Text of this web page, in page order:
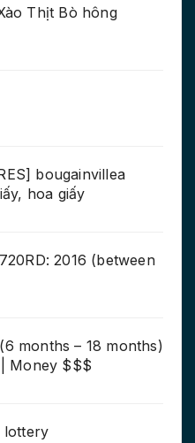
Thịt Bò hông
bougainvillea
hoa giấy
2016 (between
months – 18 months)
Money $$$
lottery